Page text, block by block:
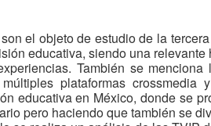
el objeto de estudio de la
educativa, siendo una
También se
plataformas
educativa en México, donde se
pero haciendo que también se